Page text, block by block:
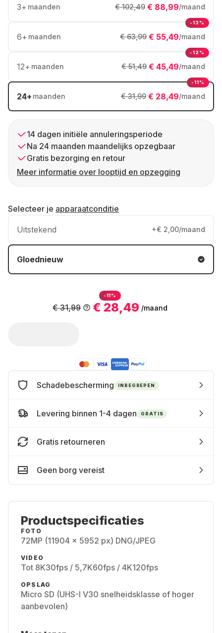
3+ maanden € 88,99/maand
€ 102,49
6+ maanden € 55,49/maand
€ 63,99
-13%
12+ maanden € 45,49/maand
€ 51,49
-12%
24+ maanden € 28,49/maand
€ 31,99
-11%
14 dagen initiële annuleringsperiode
Na 24 maanden maandelijks opzegbaar
Gratis bezorging en retour
Meer informatie over looptijd en opzegging
Selecteer je apparaatconditie
Uitstekend +€ 2,00/maand
Gloednieuw
-11%
€ 28,49 /maand
€ 31,99
Schadebescherming INBEGREPEN
Levering binnen 1-4 dagen GRATIS
Gratis retourneren
Geen borg vereist
Productspecificaties
FOTO
72MP (11904 x 5952 px) DNG/JPEG
VIDEO
Tot 8K30fps / 5,7K60fps / 4K120fps
OPSLAG
Micro SD (UHS-I V30 snelheidsklasse of hoger
aanbevolen)